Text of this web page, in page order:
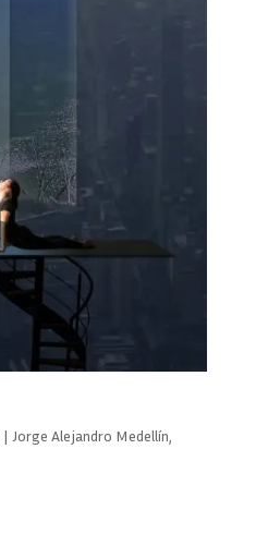
| Jorge Alejandro Medellín,